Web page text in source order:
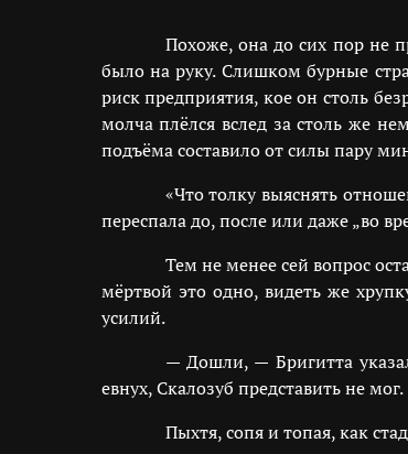
Похоже, она до сих пор не
было на руку. Слишком бурные
риск предприятия, кое он столь
молча плёлся вслед за столь же
подъёма составило от силы пару
«Что толку выяснять
переспала до, после или даже „во
Тем не менее сей вопрос
мёртвой это одно, видеть же
усилий.
— Дошли, — Бригитта
евнух, Скалозуб представить не мог.
Пыхтя, сопя и топая, как